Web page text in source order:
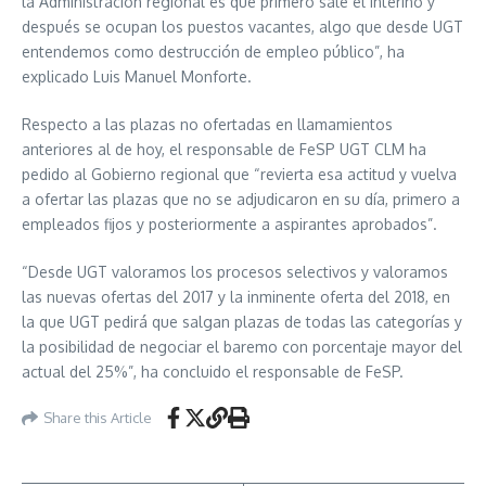
después se ocupan los puestos vacantes, algo que desde UGT
entendemos como destrucción de empleo público”, ha
explicado Luis Manuel Monforte.
Respecto a las plazas no ofertadas en llamamientos
anteriores al de hoy, el responsable de FeSP UGT CLM ha
pedido al Gobierno regional que “revierta esa actitud y vuelva
a ofertar las plazas que no se adjudicaron en su día, primero a
empleados fijos y posteriormente a aspirantes aprobados”.
“Desde UGT valoramos los procesos selectivos y valoramos
las nuevas ofertas del 2017 y la inminente oferta del 2018, en
la que UGT pedirá que salgan plazas de todas las categorías y
la posibilidad de negociar el baremo con porcentaje mayor del
actual del 25%”, ha concluido el responsable de FeSP.
Share this Article